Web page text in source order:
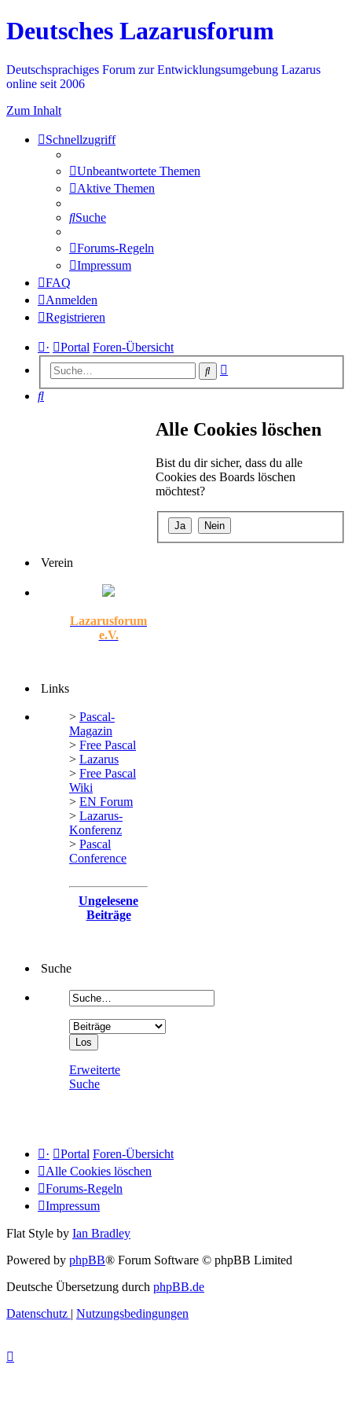
Deutsches Lazarusforum
Deutschsprachiges Forum zur Entwicklungsumgebung Lazarus
online seit 2006
Zum Inhalt
Schnellzugriff
Unbeantwortete Themen
Aktive Themen
Suche
Forums-Regeln
Impressum
FAQ
Anmelden
Registrieren
· Portal Foren-Übersicht
Suche
Suche
Alle Cookies löschen
Bist du dir sicher, dass du alle
Cookies des Boards löschen
möchtest?
Verein
Lazarusforum
e.V.
Links
> Pascal-
Magazin
> Free Pascal
> Lazarus
> Free Pascal
Wiki
> EN Forum
> Lazarus-
Konferenz
> Pascal
Conference
Ungelesene
Beiträge
Suche
Erweiterte
Suche
· Portal Foren-Übersicht
Alle Cookies löschen
Forums-Regeln
Impressum
Flat Style by Ian Bradley
Powered by phpBB® Forum Software © phpBB Limited
Deutsche Übersetzung durch phpBB.de
Datenschutz | Nutzungsbedingungen